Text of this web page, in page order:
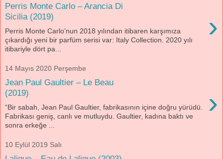
Perris Monte Carlo – Arancia Di
Sicilia (2019)
›
Perris Monte Carlo’nun 2018 yılından itibaren karşımıza
çıkardığı yeni bir parfüm serisi var: Italy Collection. 2020 yılı
itibariyle dört pa...
14 Mayıs 2020 Perşembe
Jean Paul Gaultier – Le Beau
(2019)
›
“Bir sabah, Jean Paul Gaultier, fabrikasının içine doğru yürüdü.
Fabrikası geniş, canlı ve mutluydu. Gaultier, kadına baktı ve
sonra erkeğe ...
10 Eylül 2019 Salı